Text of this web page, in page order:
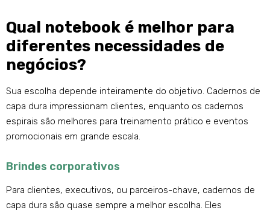
Qual notebook é melhor para
diferentes necessidades de
negócios?
Sua escolha depende inteiramente do objetivo. Cadernos de
capa dura impressionam clientes, enquanto os cadernos
espirais são melhores para treinamento prático e eventos
promocionais em grande escala.
Brindes corporativos
Para clientes, executivos, ou parceiros-chave, cadernos de
capa dura são quase sempre a melhor escolha. Eles